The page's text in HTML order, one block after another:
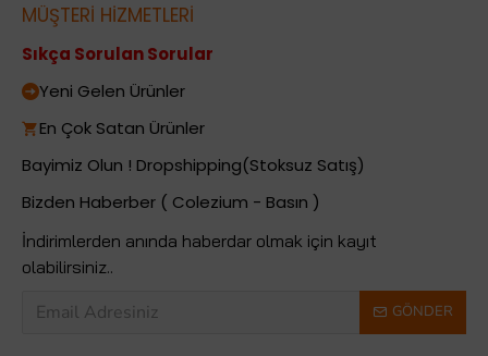
MÜŞTERİ HİZMETLERİ
Sıkça Sorulan Sorular
Yeni Gelen Ürünler
En Çok Satan Ürünler
Bayimiz Olun ! Dropshipping(Stoksuz Satış)
Bizden Haberber ( Colezium - Basın )
İndirimlerden anında haberdar olmak için kayıt
olabilirsiniz..
GÖNDER